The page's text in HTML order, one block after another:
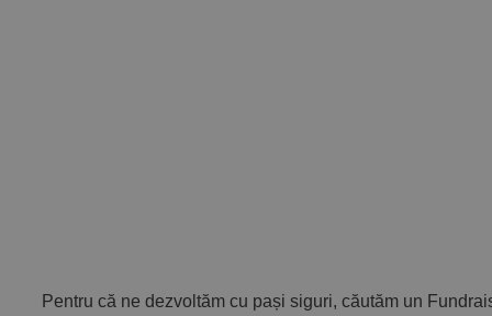
Pentru că ne dezvoltăm cu pași siguri, căutăm un